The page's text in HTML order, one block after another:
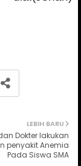
LEBIH BARU
Dokter lakukan
penyakit Anemia
Pada Siswa SMA